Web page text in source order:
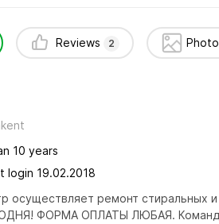
Reviews 2
10 years
login 19.02.2018
осуществляет ремонт
ФОРМА ОПЛАТЫ ЛЮБАЯ. Команда